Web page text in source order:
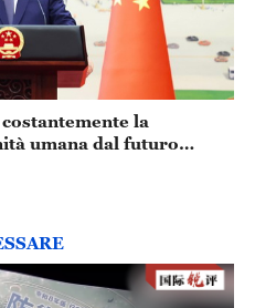
la
umana dal futuro